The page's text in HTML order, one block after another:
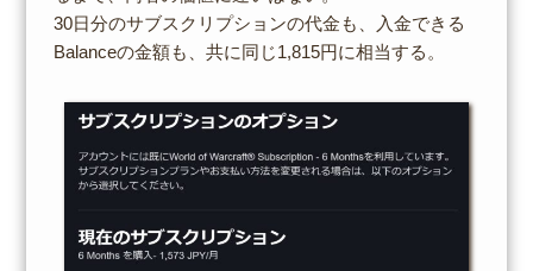
30日分のサブスクリプションの代金も、入金できる
Balanceの金額も、共に同じ1,815円に相当する。